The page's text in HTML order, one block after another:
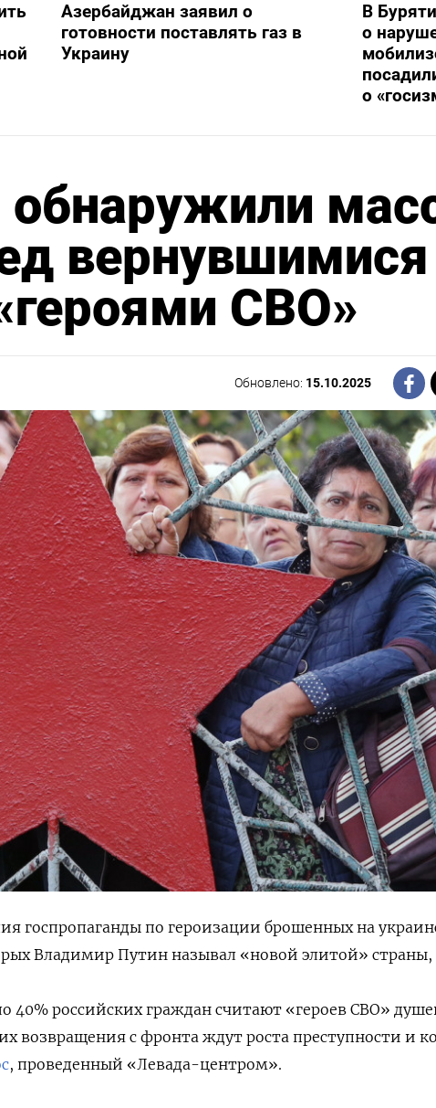
Азербайджан заявил о
готовности поставлять газ в
Украину
В
о
о
обнаружили
вернувшимися
СВО»
Обновлено: 15.10.2025
госпропаганды по героизации брошенных на
Владимир Путин называл «новой элитой» страны,
40% российских граждан считают «героев СВО»
возвращения с фронта ждут роста преступности и
, проведенный «Левада-центром».